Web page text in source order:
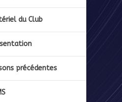
du Club
précédentes